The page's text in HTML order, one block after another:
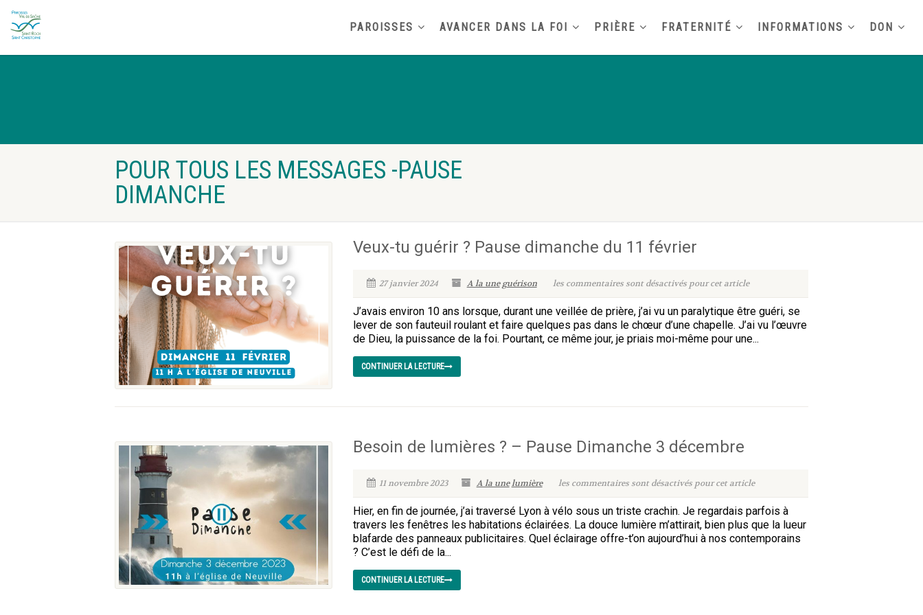
PAROISSES AVANCER DANS LA FOI PRIÈRE FRATERNITÉ INFORMATIONS DON
POUR TOUS LES MESSAGES -PAUSE
DIMANCHE
Veux-tu guérir ? Pause dimanche du 11 février
27 janvier 2024 A la une guérison les commentaires sont désactivés pour cet article
J’avais environ 10 ans lorsque, durant une veillée de prière, j’ai vu un paralytique être guéri, se
lever de son fauteuil roulant et faire quelques pas dans le chœur d’une chapelle. J’ai vu l’œuvre
de Dieu, la puissance de la foi. Pourtant, ce même jour, je priais moi-même pour une...
CONTINUER LA LECTURE
Besoin de lumières ? – Pause Dimanche 3 décembre
11 novembre 2023 A la une lumière les commentaires sont désactivés pour cet article
Hier, en fin de journée, j’ai traversé Lyon à vélo sous un triste crachin. Je regardais parfois à
travers les fenêtres les habitations éclairées. La douce lumière m’attirait, bien plus que la lueur
blafarde des panneaux publicitaires. Quel éclairage offre-t’on aujourd’hui à nos contemporains
? C’est le défi de la...
CONTINUER LA LECTURE